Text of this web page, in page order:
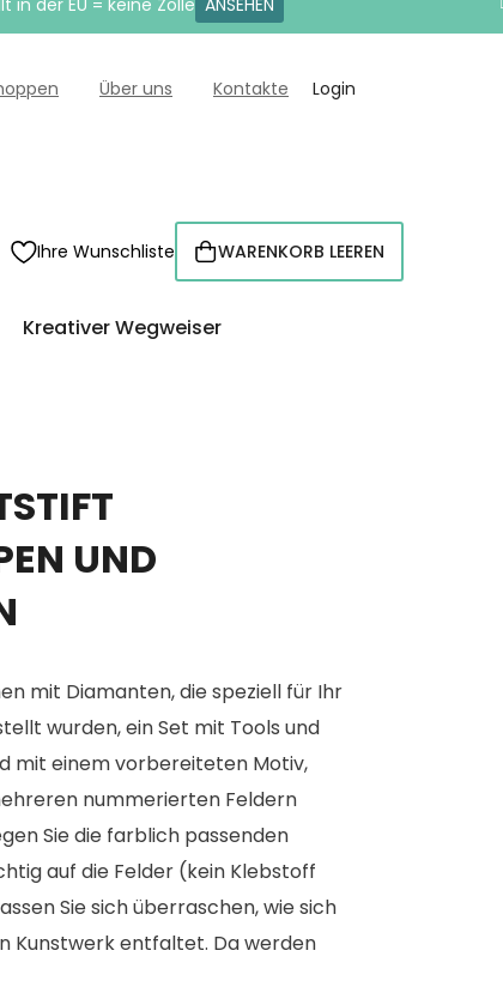
der EU = keine Zölle ANSEHEN
Über uns Kontakte Login
Ihre Wunschliste WARENKORB
WARENKORB LEEREN
Kreativer Wegweiser
UND
mit Diamanten, die speziell für Ihr
wurden, ein Set mit Tools und
mit einem vorbereiteten Motiv,
nummerierten Feldern
Sie die farblich passenden
auf die Felder (kein Klebstoff
Sie sich überraschen, wie sich
Kunstwerk entfaltet. Da werden